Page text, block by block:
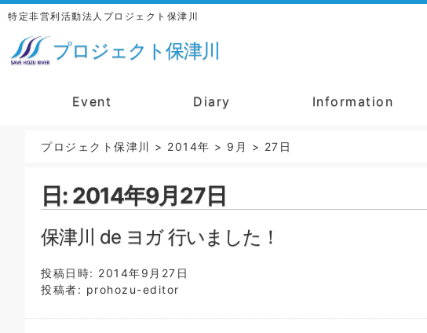
特定非営利活動法人プロジェクト保津川
プロジェクト保津川
Event Diary Information
プロジェクト保津川 > 2014年 > 9月 > 27日
日: 2014年9月27日
保津川 de ヨガ 行いました！
投稿日時: 2014年9月27日
投稿者: prohozu-editor